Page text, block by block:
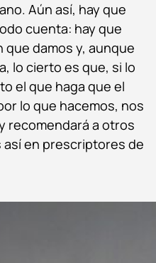
Aún así, hay que
cuenta: hay que
que damos y, aunque
lo cierto es que, si lo
el que haga que el
lo que hacemos, nos
recomendará a otros
en prescriptores de